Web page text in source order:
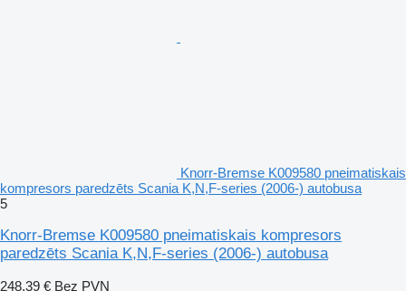
Knorr-Bremse K009580 pneimatiskais
kompresors paredzēts Scania K,N,F-series (2006-) autobusa
5
Knorr-Bremse K009580 pneimatiskais kompresors
paredzēts Scania K,N,F-series (2006-) autobusa
248,39 € Bez PVN